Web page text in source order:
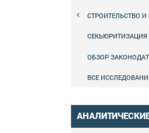
СТРОИТЕЛЬСТВО
СЕКЬЮРИТИЗАЦИЯ
ОБЗОР
ВСЕ